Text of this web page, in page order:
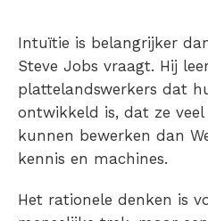
Intuïtie is belangrijker
Steve Jobs vraagt. Hij
plattelandswerkers dat
ontwikkeld is, dat ze
kunnen bewerken dan
kennis en machines.
Het rationele denken is